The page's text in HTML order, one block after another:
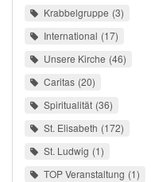
Krabbelgruppe 3
International 17
Unsere Kirche 46
Caritas 20
Spiritualität 36
St. Elisabeth 172
St. Ludwig 1
TOP Veranstaltung 1